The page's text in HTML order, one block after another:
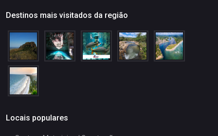
Destinos mais visitados da região
Locais populares